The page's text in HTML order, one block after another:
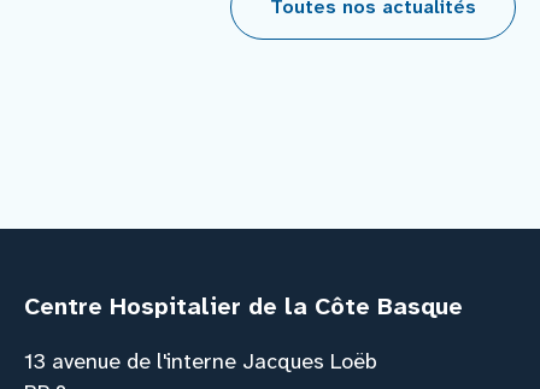
Toutes nos actualités
Centre Hospitalier de la Côte Basque
13 avenue de l'interne Jacques Loëb